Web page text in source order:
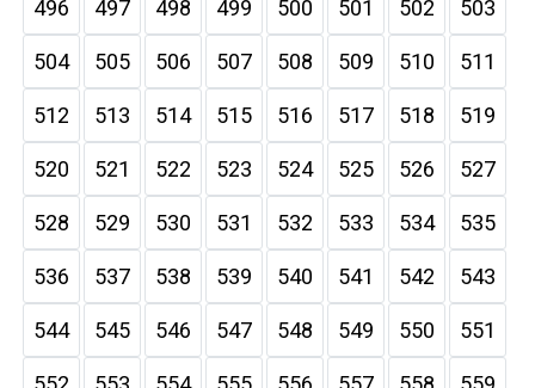
496 497 498 499 500 501 502 503
504 505 506 507 508 509 510 511
512 513 514 515 516 517 518 519
520 521 522 523 524 525 526 527
528 529 530 531 532 533 534 535
536 537 538 539 540 541 542 543
544 545 546 547 548 549 550 551